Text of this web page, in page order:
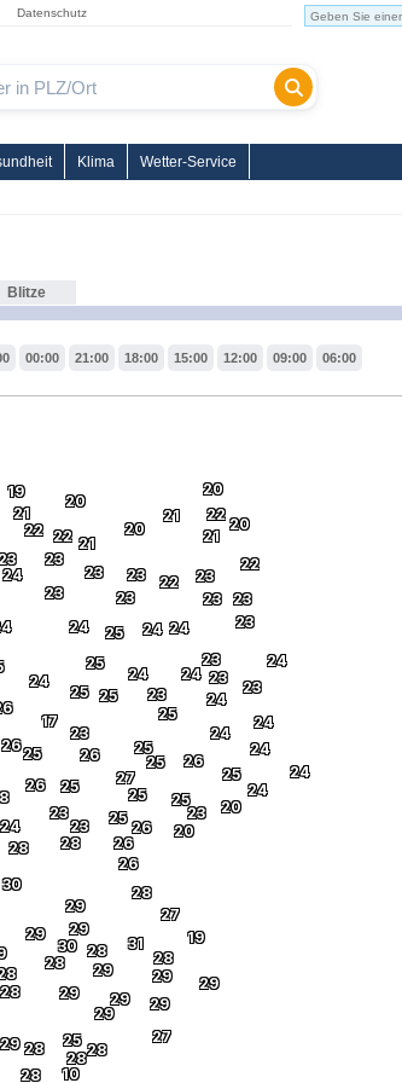
Datenschutz
Klima Wetter-Service
Blitze
00:00 21:00 18:00 15:00 12:00 09:00 06:00
23
20
26
29
21
24
23
23
28
23
21
24
17
25
27
24
24
22
25
26
25
20
23
29
20
29
25
28
28
24
25
23
24
29
26
21
20
19
23
24
28
23
26
25
24
29
28
21
28
24
28
25 25
25
29
24
23
23
24
25
24
23
23
29
29
29
23
24
29
28
26
27
22
26
24
22
31
20
29
25
23
19
23
25
28
23
22
28
25
27
22
24
28
30
23
25
26
30
20
10